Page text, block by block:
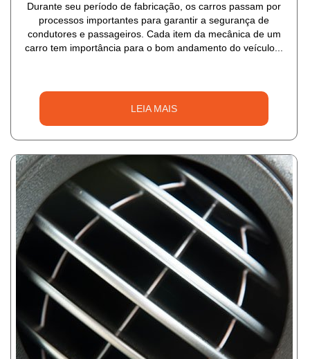
Durante seu período de fabricação, os carros passam por
processos importantes para garantir a segurança de
condutores e passageiros. Cada item da mecânica de um
carro tem importância para o bom andamento do veículo...
LEIA MAIS